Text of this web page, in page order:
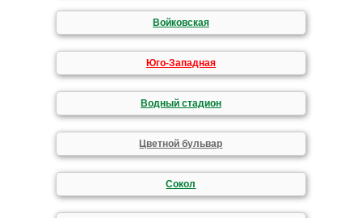
Войковская
Юго-Западная
Водный стадион
Цветной бульвар
Сокол